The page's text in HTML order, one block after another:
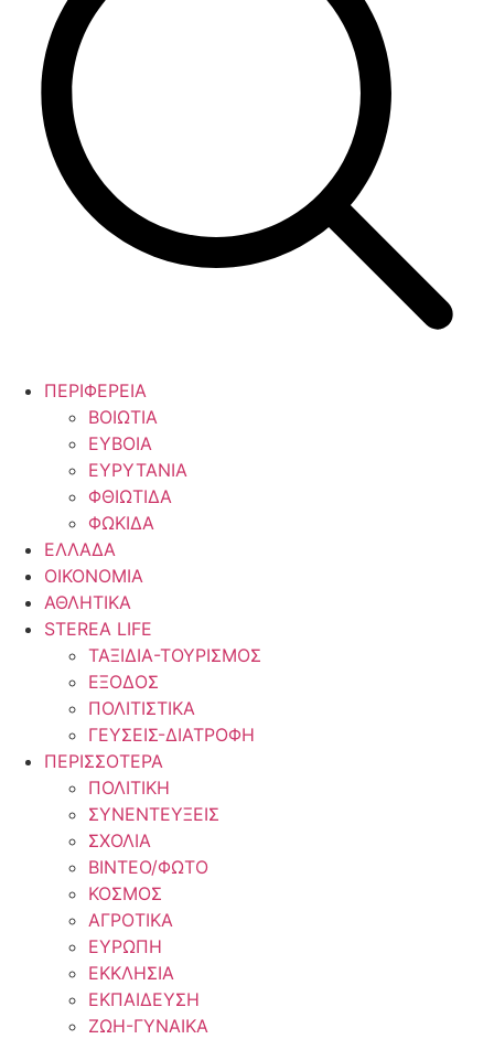
ΠΕΡΙΦΕΡΕΙΑ
ΒΟΙΩΤΙΑ
ΕΥΒΟΙΑ
ΕΥΡΥΤΑΝΙΑ
ΦΘΙΩΤΙΔΑ
ΦΩΚΙΔΑ
ΕΛΛΑΔΑ
ΟΙΚΟΝΟΜΙΑ
ΑΘΛΗΤΙΚΑ
STEREA LIFE
ΤΑΞΙΔΙΑ-ΤΟΥΡΙΣΜΟΣ
ΕΞΟΔΟΣ
ΠΟΛΙΤΙΣΤΙΚΑ
ΓΕΥΣΕΙΣ-ΔΙΑΤΡΟΦΗ
ΠΕΡΙΣΣΟΤΕΡΑ
ΠΟΛΙΤΙΚΗ
ΣΥΝΕΝΤΕΥΞΕΙΣ
ΣΧΟΛΙΑ
ΒΙΝΤΕΟ/ΦΩΤΟ
ΚΟΣΜΟΣ
ΑΓΡΟΤΙΚΑ
ΕΥΡΩΠΗ
ΕΚΚΛΗΣΙΑ
ΕΚΠΑΙΔΕΥΣΗ
ΖΩΗ-ΓΥΝΑΙΚΑ